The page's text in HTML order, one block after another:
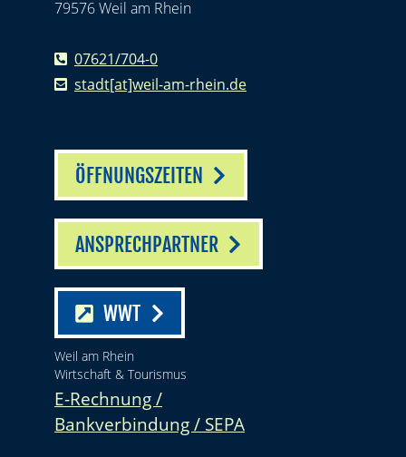
79576 Weil am Rhein
07621/704-0
stadt[at]weil-am-rhein.de
ÖFFNUNGSZEITEN
ANSPRECHPARTNER
WWT
Weil am Rhein
Wirtschaft & Tourismus
E-Rechnung /
Bankverbindung / SEPA